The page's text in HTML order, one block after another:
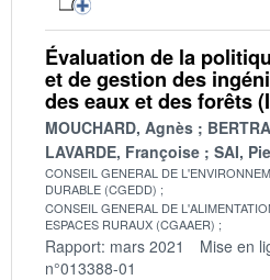
Évaluation de la
et de gestion des
des eaux et des forêts
MOUCHARD, Agnès
LAVARDE, Françoise
SAI,
CONSEIL GENERAL DE
DURABLE (CGEDD)
CONSEIL GENERAL DE
ESPACES RURAUX (CGAAER)
Rapport: mars 2021 Mise en
n°013388-01